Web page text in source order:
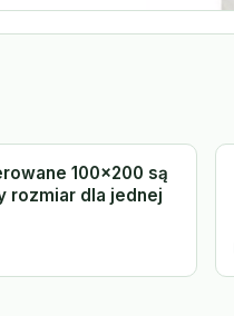
100x200 są
rozmiar dla jednej